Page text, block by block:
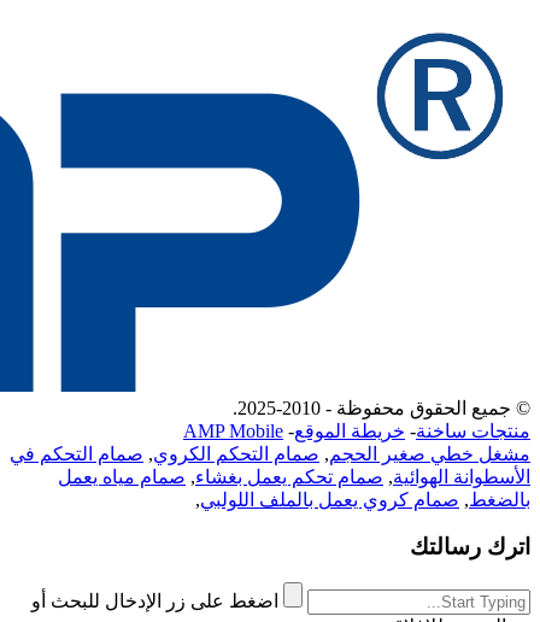
© جميع الحقوق محفوظة - 2010-2025.
منتجات ساخنة- خريطة الموقع-
AMP Mobile
مشغل خطي صغير الحجم, صمام التحكم الكروي, صمام التحكم في
الأسطوانة الهوائية, صمام تحكم يعمل بغشاء, صمام مياه يعمل
بالضغط, صمام كروي يعمل بالملف اللولبي,
اترك رسالتك
اضغط على زر الإدخال للبحث أو